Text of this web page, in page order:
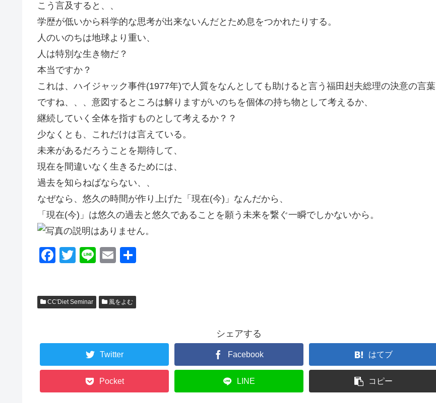
こう言及すると、、
学歴が低いから科学的な思考が出来ないんだとため息をつかれたりする。
人のいのちは地球より重い、
人は特別な生き物だ？
本当ですか？
これは、ハイジャック事件(1977年)で人質をなんとしても助けると言う福田赳夫総理の決意の言葉
ですね、、、意図するところは解りますがいのちを個体の持ち物として考えるか、
継続していく全体を指すものとして考えるか？？
少なくとも、これだけは言えている。
未来があるだろうことを期待して、
現在を間違いなく生きるためには、
過去を知らねばならない、、
なぜなら、悠久の時間が作り上げた「現在(今)」なんだから、
「現在(今)」は悠久の過去と悠久であることを願う未来を繋ぐ一瞬でしかないから。
F
e
k
T
er
Li
E
CC'Diet Seminar 風をよむ
シェアする
Twitter Facebook はてブ
Pocket LINE コピー